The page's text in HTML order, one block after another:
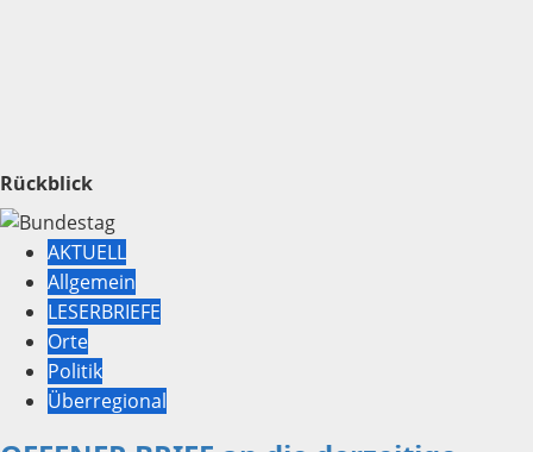
Rückblick
AKTUELL
Allgemein
LESERBRIEFE
Orte
Politik
Überregional